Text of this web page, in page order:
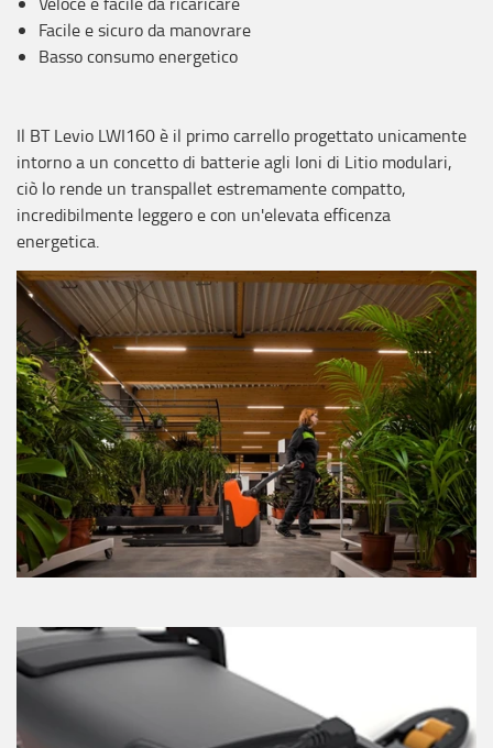
Facile e sicuro da manovrare
Basso consumo energetico
Il BT Levio LWI160 è il primo carrello progettato unicamente
intorno a un concetto di batterie agli Ioni di Litio modulari,
ciò lo rende un transpallet estremamente compatto,
incredibilmente leggero e con un'elevata efficenza
energetica.